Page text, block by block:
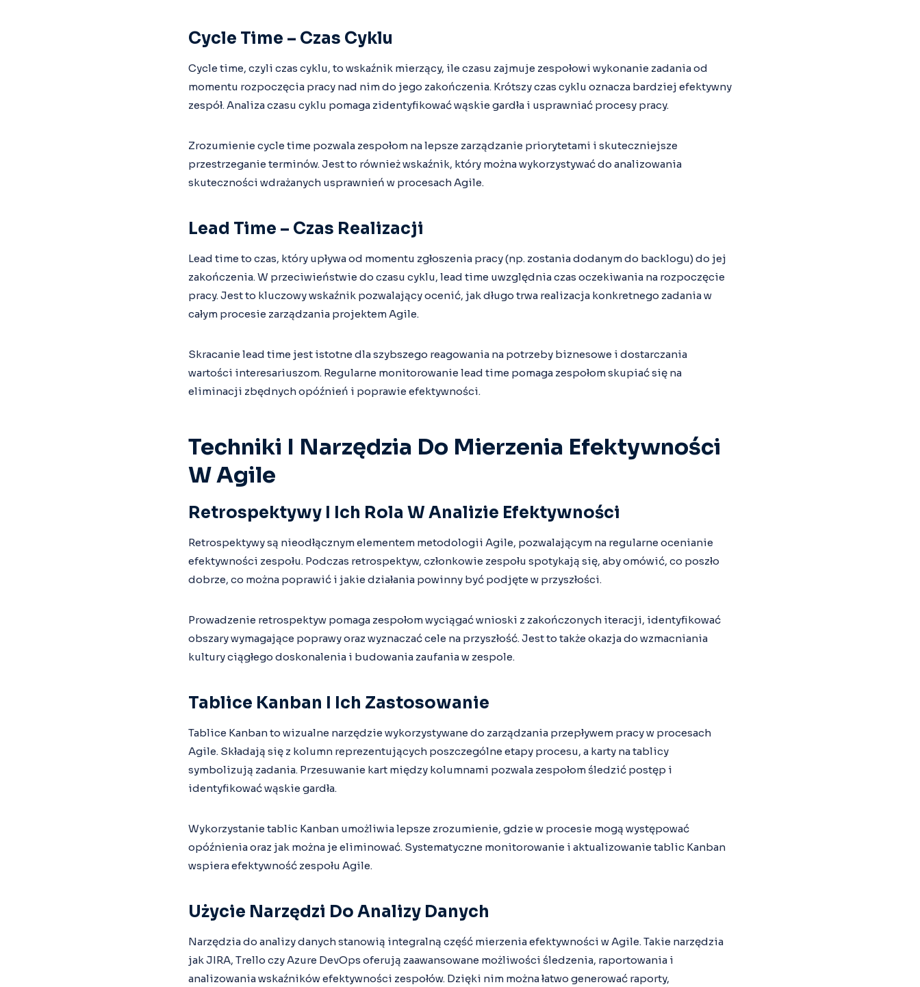
Cycle Time – Czas Cyklu
Cycle time, czyli czas cyklu, to wskaźnik mierzący, ile czasu zajmuje zespołowi wykonanie zadania od
momentu rozpoczęcia pracy nad nim do jego zakończenia. Krótszy czas cyklu oznacza bardziej efektywny
zespół. Analiza czasu cyklu pomaga zidentyfikować wąskie gardła i usprawniać procesy pracy.
Zrozumienie cycle time pozwala zespołom na lepsze zarządzanie priorytetami i skuteczniejsze
przestrzeganie terminów. Jest to również wskaźnik, który można wykorzystywać do analizowania
skuteczności wdrażanych usprawnień w procesach Agile.
Lead Time – Czas Realizacji
Lead time to czas, który upływa od momentu zgłoszenia pracy (np. zostania dodanym do backlogu) do jej
zakończenia. W przeciwieństwie do czasu cyklu, lead time uwzględnia czas oczekiwania na rozpoczęcie
pracy. Jest to kluczowy wskaźnik pozwalający ocenić, jak długo trwa realizacja konkretnego zadania w
całym procesie zarządzania projektem Agile.
Skracanie lead time jest istotne dla szybszego reagowania na potrzeby biznesowe i dostarczania
wartości interesariuszom. Regularne monitorowanie lead time pomaga zespołom skupiać się na
eliminacji zbędnych opóźnień i poprawie efektywności.
Techniki I Narzędzia Do Mierzenia Efektywności
W Agile
Retrospektywy I Ich Rola W Analizie Efektywności
Retrospektywy są nieodłącznym elementem metodologii Agile, pozwalającym na regularne ocenianie
efektywności zespołu. Podczas retrospektyw, członkowie zespołu spotykają się, aby omówić, co poszło
dobrze, co można poprawić i jakie działania powinny być podjęte w przyszłości.
Prowadzenie retrospektyw pomaga zespołom wyciągać wnioski z zakończonych iteracji, identyfikować
obszary wymagające poprawy oraz wyznaczać cele na przyszłość. Jest to także okazja do wzmacniania
kultury ciągłego doskonalenia i budowania zaufania w zespole.
Tablice Kanban I Ich Zastosowanie
Tablice Kanban to wizualne narzędzie wykorzystywane do zarządzania przepływem pracy w procesach
Agile. Składają się z kolumn reprezentujących poszczególne etapy procesu, a karty na tablicy
symbolizują zadania. Przesuwanie kart między kolumnami pozwala zespołom śledzić postęp i
identyfikować wąskie gardła.
Wykorzystanie tablic Kanban umożliwia lepsze zrozumienie, gdzie w procesie mogą występować
opóźnienia oraz jak można je eliminować. Systematyczne monitorowanie i aktualizowanie tablic Kanban
wspiera efektywność zespołu Agile.
Użycie Narzędzi Do Analizy Danych
Narzędzia do analizy danych stanowią integralną część mierzenia efektywności w Agile. Takie narzędzia
jak JIRA, Trello czy Azure DevOps oferują zaawansowane możliwości śledzenia, raportowania i
analizowania wskaźników efektywności zespołów. Dzięki nim można łatwo generować raporty,